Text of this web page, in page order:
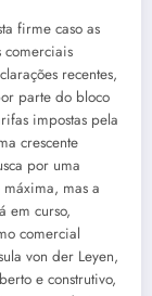
firme caso as
comerciais
recentes,
parte do bloco
impostas pela
crescente
por uma
mas a
em curso,
comercial
von der Leyen,
e construtivo,